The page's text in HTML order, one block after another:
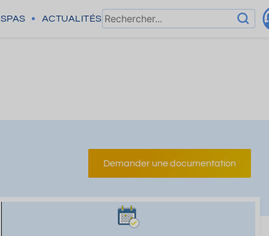
SPAS ACTUALITÉS
Demander une documentation